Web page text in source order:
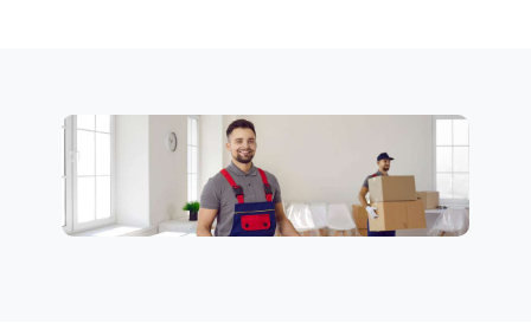
Wolfsberg
Expressumzug